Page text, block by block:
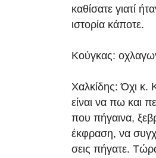
καθίσατε γιατί
ιστορία κάποτε.
Κούγκας:
Χαλκίδης: Όχι κ.
είναι να πω και
που πήγαινα,
έκφραση, να
σεις πήγατε.